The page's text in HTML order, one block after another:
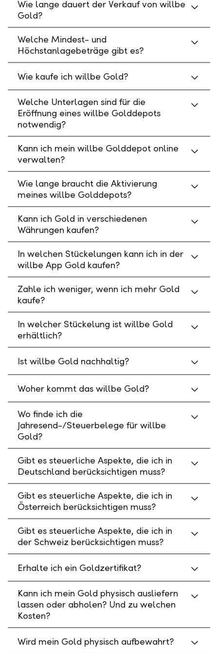
Wie lange dauert der Verkauf von willbe
Gold?
Welche Mindest- und
Höchstanlagebeträge gibt es?
Wie kaufe ich willbe Gold?
Welche Unterlagen sind für die
Eröffnung eines willbe Golddepots
notwendig?
Kann ich mein willbe Golddepot online
verwalten?
Wie lange braucht die Aktivierung
meines willbe Golddepots?
Kann ich Gold in verschiedenen
Währungen kaufen?
In welchen Stückelungen kann ich in der
willbe App Gold kaufen?
Zahle ich weniger, wenn ich mehr Gold
kaufe?
In welcher Stückelung ist willbe Gold
erhältlich?
Ist willbe Gold nachhaltig?
Woher kommt das willbe Gold?
Wo finde ich die
Jahresend-/Steuerbelege für willbe
Gold?
Gibt es steuerliche Aspekte, die ich in
Deutschland berücksichtigen muss?
Gibt es steuerliche Aspekte, die ich in
Österreich berücksichtigen muss?
Gibt es steuerliche Aspekte, die ich in
der Schweiz berücksichtigen muss?
Erhalte ich ein Goldzertifikat?
Kann ich mein Gold physisch ausliefern
lassen oder abholen? Und zu welchen
Kosten?
Wird mein Gold physisch aufbewahrt?